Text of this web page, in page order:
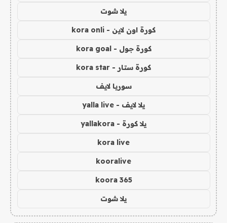
يلا شوت
كورة اون لاين - kora onli
كورة جول - kora goal
كورة ستار - kora star
سوريا لايف
يلا لايف - yalla live
يلا كورة - yallakora
kora live
kooralive
koora 365
يلا شوت